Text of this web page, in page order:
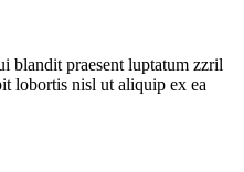
blandit praesent luptatum zzril
lobortis nisl ut aliquip ex ea